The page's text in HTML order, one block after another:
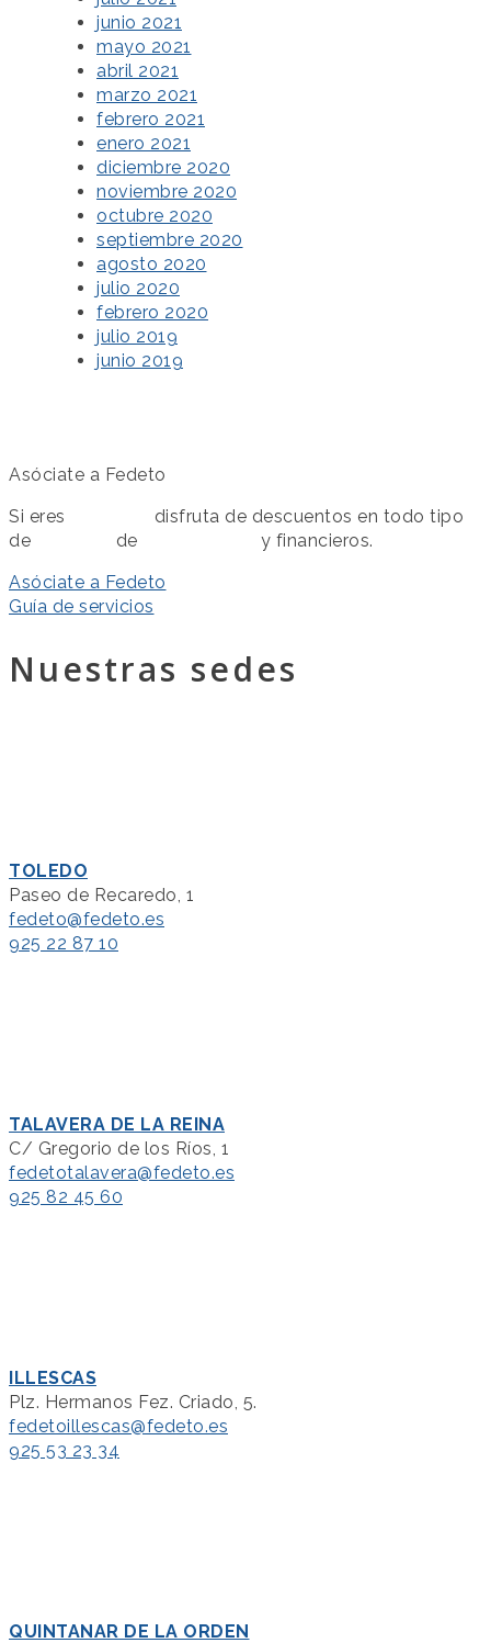
junio 2021
mayo 2021
abril 2021
marzo 2021
febrero 2021
enero 2021
diciembre 2020
noviembre 2020
octubre 2020
septiembre 2020
agosto 2020
julio 2020
febrero 2020
julio 2019
junio 2019
Asóciate a Fedeto
Si eres
disfruta de descuentos en todo tipo
de
de
y financieros.
Asóciate a Fedeto
Guía de servicios
Nuestras sedes
TOLEDO
Paseo de Recaredo, 1
fedeto@fedeto.es
925 22 87 10
TALAVERA DE LA REINA
C/ Gregorio de los Ríos, 1
fedetotalavera@fedeto.es
925 82 45 60
ILLESCAS
Plz. Hermanos Fez. Criado, 5.
fedetoillescas@fedeto.es
925 53 23 34
QUINTANAR DE LA ORDEN